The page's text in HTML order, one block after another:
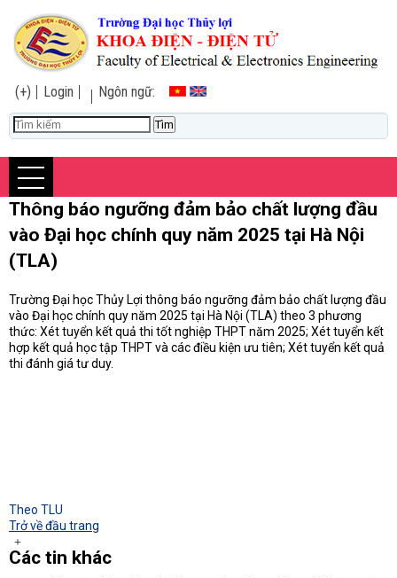
(+) Login Ngôn ngữ:
Thông báo ngưỡng đảm bảo chất lượng đầu
vào Đại học chính quy năm 2025 tại Hà Nội
(TLA)
Trường Đại học Thủy Lợi thông báo ngưỡng đảm bảo chất lượng đầu
vào Đại học chính quy năm 2025 tại Hà Nội (TLA) theo 3 phương
thức: Xét tuyển kết quả thi tốt nghiệp THPT năm 2025; Xét tuyển kết
hợp kết quả học tập THPT và các điều kiện ưu tiên; Xét tuyển kết quả
thi đánh giá tư duy.
Theo TLU
Trở về đầu trang
Các tin khác